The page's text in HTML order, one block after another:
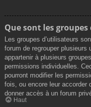
Que sont les
Les groupes d’utilisateurs
forum de regrouper plusieurs
appartenir à plusieurs
permissions individuelles.
pourront modifier les
fois, ou encore leur accorder
donner accès à un forum
Haut